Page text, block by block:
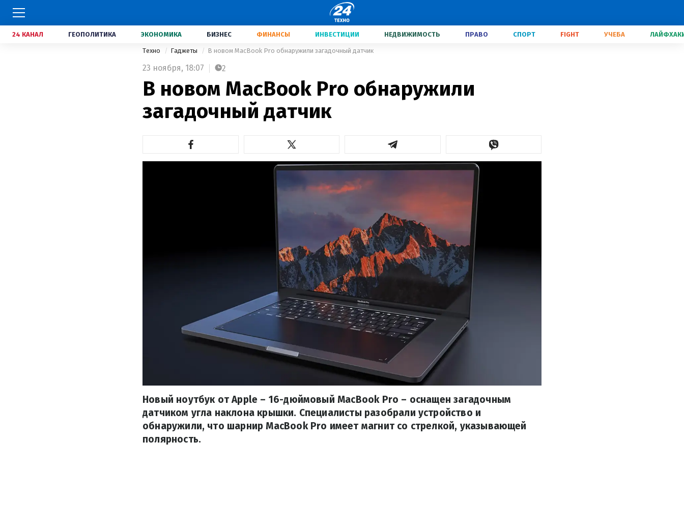
24 КАНАЛ ГЕОПОЛИТИКА ЭКОНОМИКА БИЗНЕС ФИНАНСЫ ИНВЕСТИЦИИ НЕДВИЖИМОСТЬ ПРАВО СПОРТ FIGHT УЧЕБА
Техно Гаджеты В новом MacBook Pro обнаружили загадочный датчик
23 ноября, 18:07 2
В новом MacBook Pro обнаружили
загадочный датчик
Новый ноутбук от Apple – 16-дюймовый MacBook Pro – оснащен загадочным
датчиком угла наклона крышки. Специалисты разобрали устройство и
обнаружили, что шарнир MacBook Pro имеет магнит со стрелкой, указывающей
полярность.